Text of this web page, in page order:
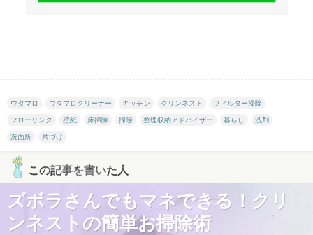
ウタマロ ウタマロクリーナー キッチン クリンネスト フィルター掃除
フローリング 壁紙 床掃除 掃除 整理収納アドバイザー 暮らし 洗剤
洗面所 片づけ
この記事を書いた人
ズボラさんでもマネできる！クリ
ンネストの簡単お掃除術